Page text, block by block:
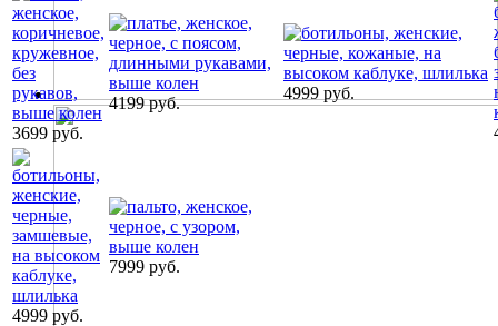
3699 руб.
4199 руб.
4999 руб.
4999 руб.
7999 руб.